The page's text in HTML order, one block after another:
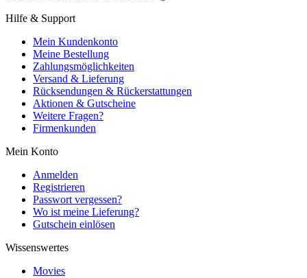
Hilfe & Support
Mein Kundenkonto
Meine Bestellung
Zahlungsmöglichkeiten
Versand & Lieferung
Rücksendungen & Rückerstattungen
Aktionen & Gutscheine
Weitere Fragen?
Firmenkunden
Mein Konto
Anmelden
Registrieren
Passwort vergessen?
Wo ist meine Lieferung?
Gutschein einlösen
Wissenswertes
Movies